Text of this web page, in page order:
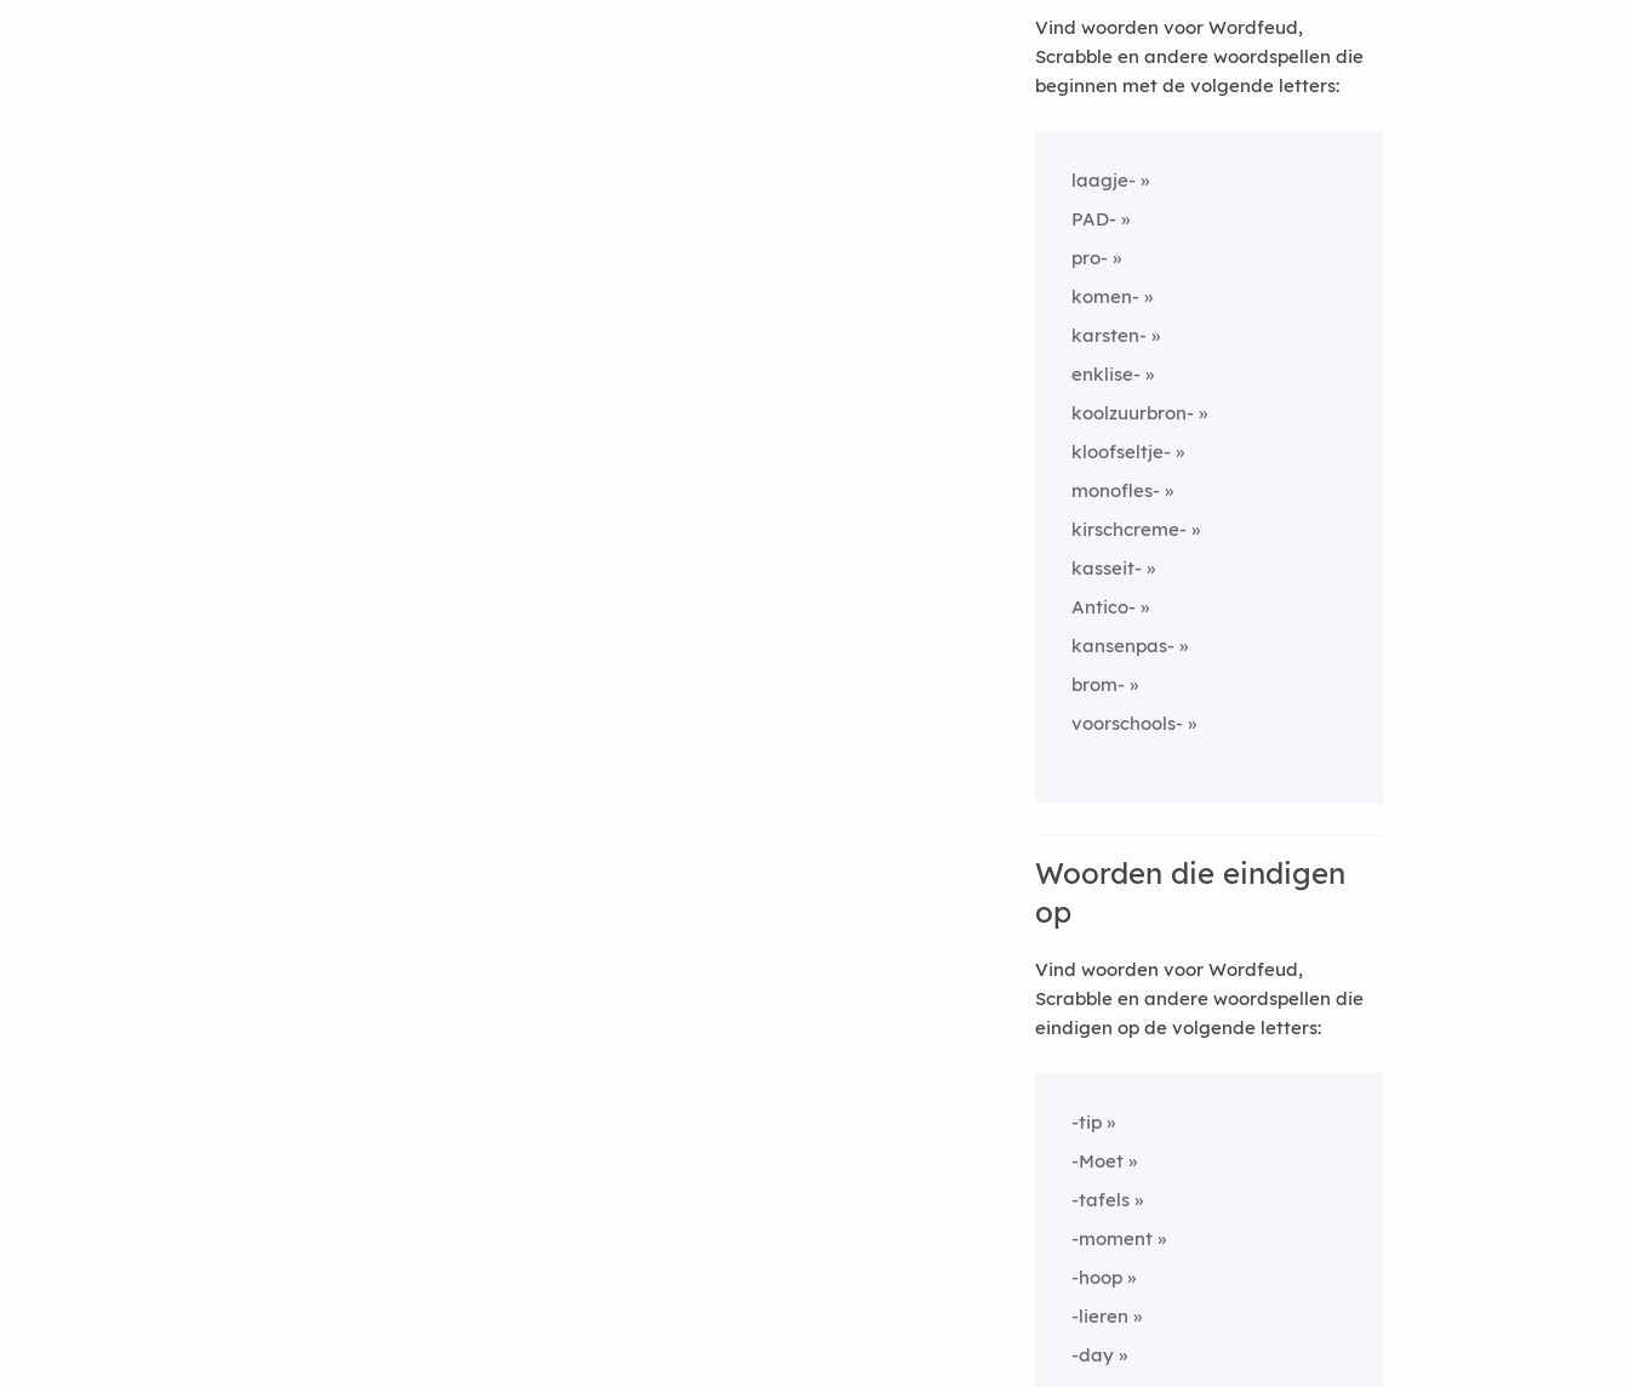
Vind woorden voor Wordfeud,
Scrabble en andere woordspellen die
beginnen met de volgende letters:
laagje-
PAD-
pro-
komen-
karsten-
enklise-
koolzuurbron-
kloofseltje-
monofles-
kirschcreme-
kasseit-
Antico-
kansenpas-
brom-
voorschools-
Woorden die eindigen
op
Vind woorden voor Wordfeud,
Scrabble en andere woordspellen die
eindigen op de volgende letters:
-tip
-Moet
-tafels
-moment
-hoop
-lieren
-day